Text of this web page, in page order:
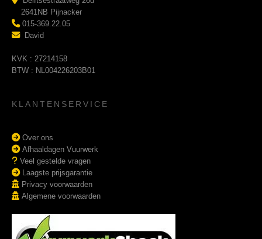
2641NB Pijnacker
015-369.22.05
David
KVK : 27214158
BTW : NL004226203B01
KLANTENSERVICE
Over ons
Afhaaldagen Vuurwerk
Veel gestelde vragen
Laagste prijsgarantie
Privacy voorwaarden
Algemene voorwaarden